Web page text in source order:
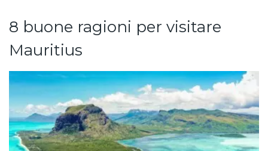
8 buone ragioni per visitare
Mauritius